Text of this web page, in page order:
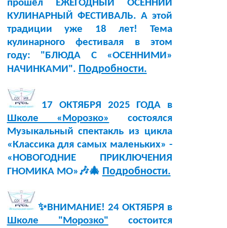
прошёл ЕЖЕГОДНЫЙ ОСЕННИЙ
КУЛИНАРНЫЙ ФЕСТИВАЛЬ. А этой
традиции уже 18 лет! Тема
кулинарного фестиваля в этом
году: "БЛЮДА С «ОСЕННИМИ»
НАЧИНКАМИ". Подробности.
17 ОКТЯБРЯ 2025 ГОДА в
Школе «Морозко»
состоялся
Музыкальный спектакль из цикла
«Классика для самых маленьких» -
«НОВОГОДНИЕ ПРИКЛЮЧЕНИЯ
ГНОМИКА МО»🎶🎄 Подробности.
✨ВНИМАНИЕ! 24 ОКТЯБРЯ в
Школе "Морозко" состоится